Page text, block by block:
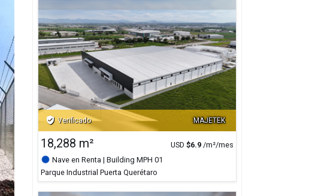
MAJETEK
verified_user Verificado
18,288 m² USD $6.9 /m²/mes
Nave en Renta | Building MPH 01
Parque Industrial Puerta Querétaro